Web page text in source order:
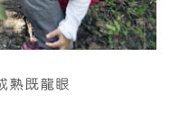
熟既龍眼